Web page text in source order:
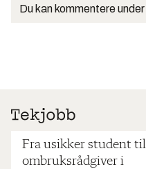
Du kan kommentere
Fra usikker student til
ombruksrådgiver i